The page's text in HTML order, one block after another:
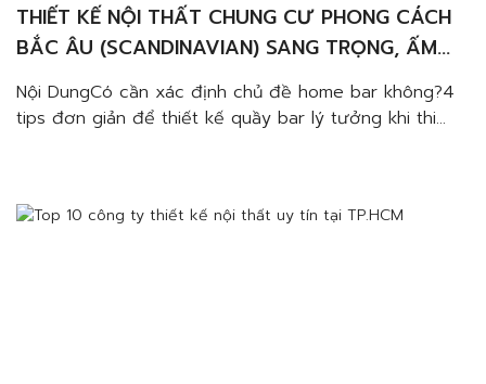
THIẾT KẾ NỘI THẤT CHUNG CƯ PHONG CÁCH
BẮC ÂU (SCANDINAVIAN) SANG TRỌNG, ẤM
CÚNG VÀ TINH TẾ
Nội DungCó cần xác định chủ đề home bar không?4
tips đơn giản để thiết kế quầy bar lý tưởng khi thi
đến việc lưu […]